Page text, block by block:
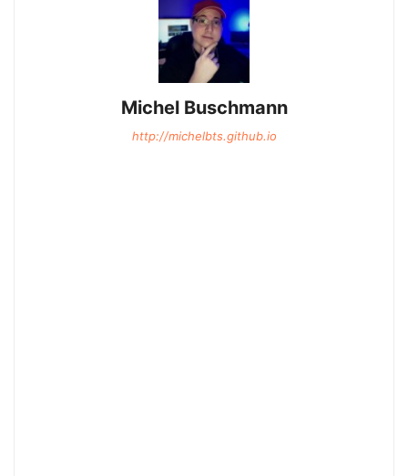
Michel Buschmann
http://michelbts.github.io